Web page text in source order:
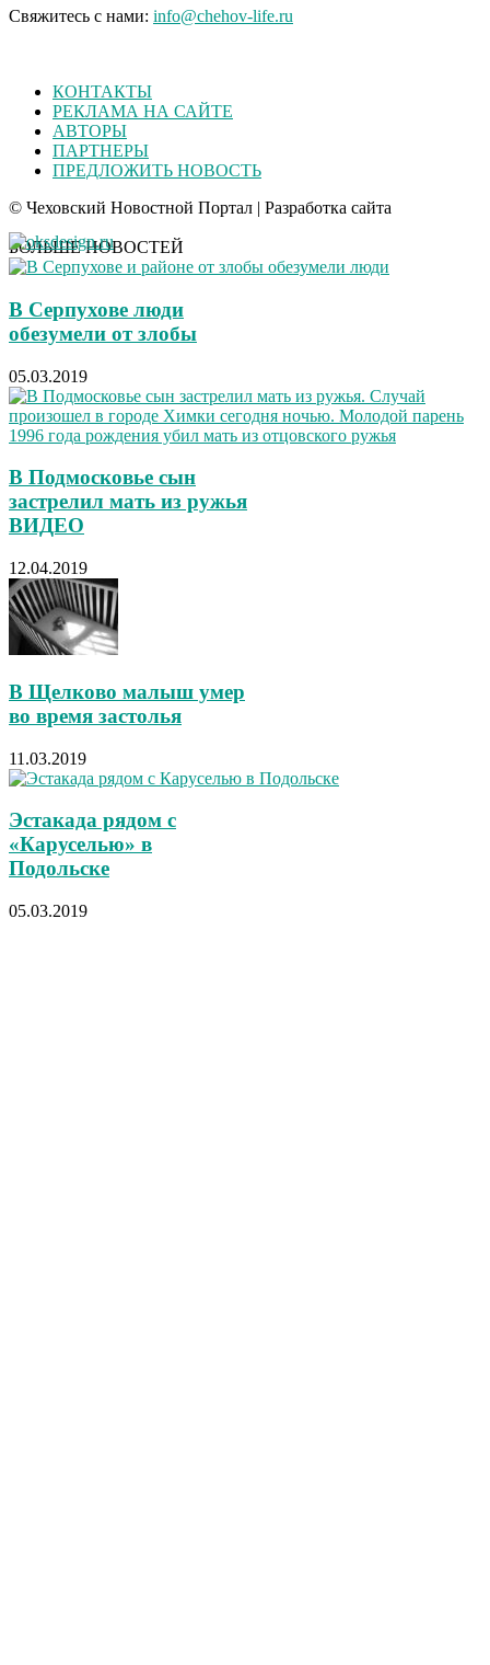
Свяжитесь с нами: info@chehov-life.ru
КОНТАКТЫ
РЕКЛАМА НА САЙТЕ
АВТОРЫ
ПАРТНЕРЫ
ПРЕДЛОЖИТЬ НОВОСТЬ
© Чеховский Новостной Портал | Разработка сайта
БОЛЬШЕ НОВОСТЕЙ
В Серпухове люди
обезумели от злобы
05.03.2019
В Подмосковье сын
застрелил мать из ружья
ВИДЕО
12.04.2019
В Щелково малыш умер
во время застолья
11.03.2019
Эстакада рядом с
«Каруселью» в
Подольске
05.03.2019